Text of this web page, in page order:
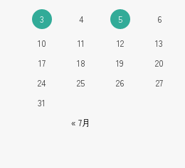
« 7月
3 4 5 6
10
11 12 13
17
18 19 20
24
25 26 27
31